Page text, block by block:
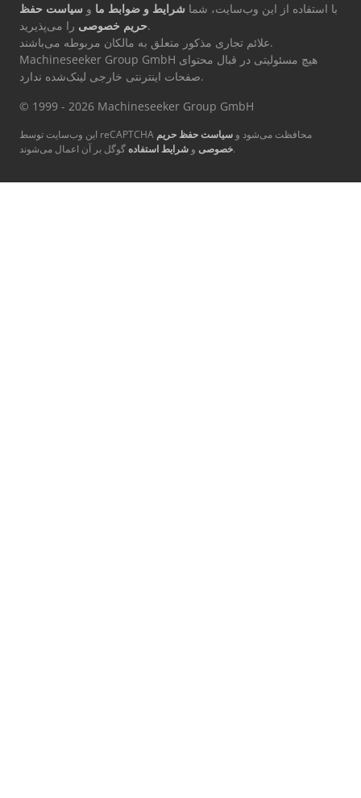
با استفاده از این وب‌سایت، شما شرایط و ضوابط ما و سیاست حفظ
حریم خصوصیرا می‌پذیرید.
علائم تجاری مذکور متعلق به مالکان مربوطه می‌باشند.
Machineseeker Group GmbH هیچ مسئولیتی در قبال محتوای
صفحات اینترنتی خارجی لینک‌شده ندارد.
© 1999 - 2026 Machineseeker Group GmbH
این وب‌سایت توسط reCAPTCHA محافظت می‌شود و سیاست حفظ حریم
خصوصی و شرایط استفاده گوگل بر آن اعمال می‌شوند.